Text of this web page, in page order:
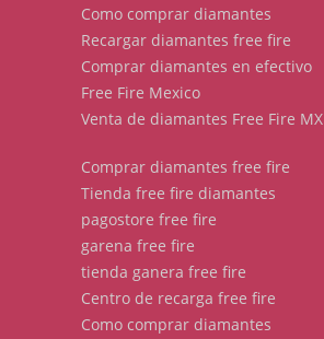
Como comprar diamantes
Recargar diamantes free fire
Comprar diamantes en efectivo
Free Fire Mexico
Venta de diamantes Free Fire MX
Comprar diamantes free fire
Tienda free fire diamantes
pagostore free fire
garena free fire
tienda ganera free fire
Centro de recarga free fire
Como comprar diamantes